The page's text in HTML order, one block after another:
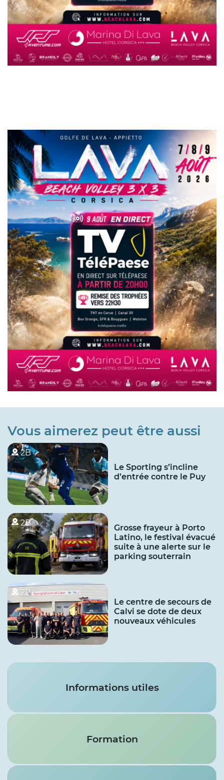
Vous aimerez peut être aussi
2B
Le Sporting s’incline
d’entrée contre le Puy
2B
Grosse frayeur à Porto
Latino, le festival évacué
suite à une alerte sur le
parking souterrain
2B
Le centre de secours de
Calvi se dote de deux
nouveaux véhicules
Services
Informations utiles
Formation